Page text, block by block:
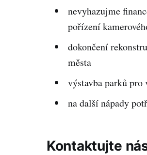
nevyhazujme
pořízení
dokončení
města
výstavba parků pro
na další nápady
Kontaktujte